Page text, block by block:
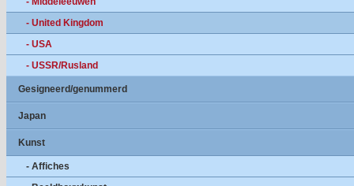
- United Kingdom
- USA
- USSR/Rusland
Gesigneerd/genummerd
Japan
Kunst
- Affiches